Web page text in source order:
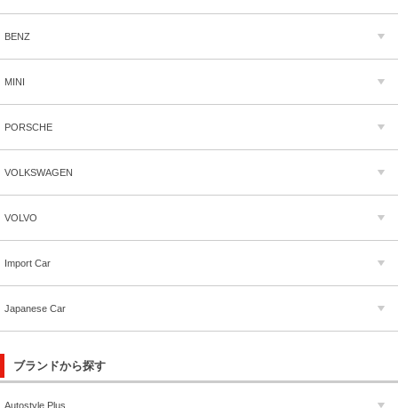
BENZ
MINI
PORSCHE
VOLKSWAGEN
VOLVO
Import Car
Japanese Car
ブランドから探す
Autostyle Plus